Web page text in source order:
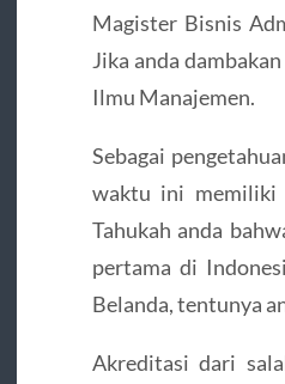
Magister Bisnis
Jika anda
Ilmu Manajemen.
Sebagai
waktu ini memiliki
Tahukah anda
pertama di
Belanda, tentunya
Akreditasi dari